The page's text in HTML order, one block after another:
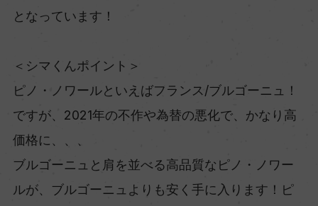
となっています！
＜シマくんポイント＞
ピノ・ノワールといえばフランス/ブルゴーニュ！
ですが、2021年の不作や為替の悪化で、かなり高
価格に、、、
ブルゴーニュと肩を並べる高品質なピノ・ノワー
ルが、ブルゴーニュよりも安く手に入ります！ピ